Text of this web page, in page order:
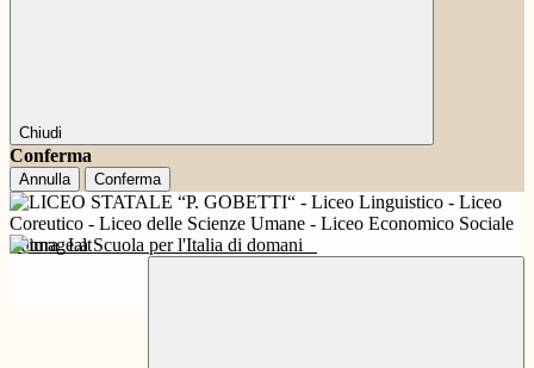
Chiudi
Conferma
Annulla Conferma
Futura La Scuola per l'Italia di domani